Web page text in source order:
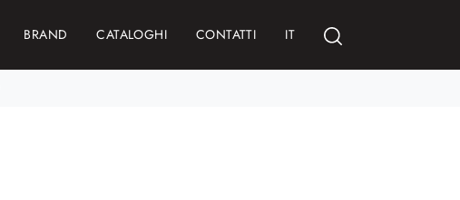
BRAND CATALOGHI CONTATTI IT